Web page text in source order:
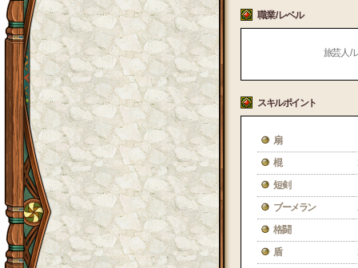
職業 / レベル
旅芸人 /
スキルポイント
扇
棍
短剣
ブーメラン
格闘
盾